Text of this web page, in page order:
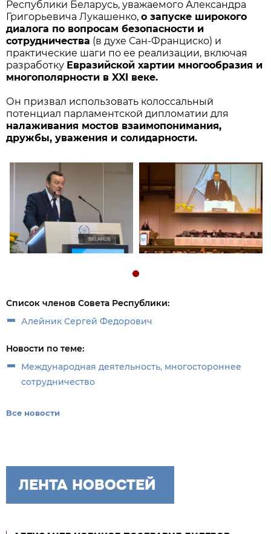
Республики Беларусь, уважаемого Александра
Григорьевича Лукашенко, о запуске широкого
диалога по вопросам безопасности и
сотрудничества (в духе Сан-Франциско) и
практические шаги по ее реализации, включая
разработку Евразийской хартии многообразия и
многополярности в XXI веке.
Он призвал использовать колоссальный
потенциал парламентской дипломатии для
налаживания мостов взаимопонимания,
дружбы, уважения и солидарности.
Список членов Совета Республики:
Алейник Сергей Федорович
Новости по теме:
Международная деятельность, многостороннее
сотрудничество
Все новости
ЛЕНТА НОВОСТЕЙ